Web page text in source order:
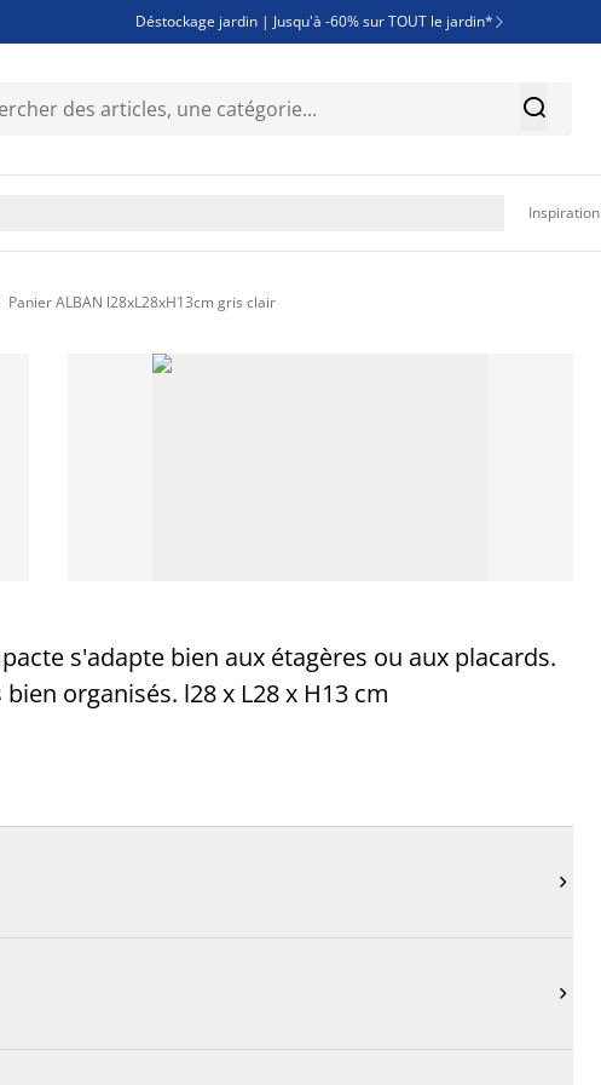
Déstockage jardin | Jusqu'à -60% sur TOUT le jardin* 
Découvrez les nouveautés de la collection 
Inspiration
Panier ALBAN l28xL28xH13cm gris clair
s'adapte bien aux étagères ou aux placards.
organisés. l28 x L28 x H13 cm

